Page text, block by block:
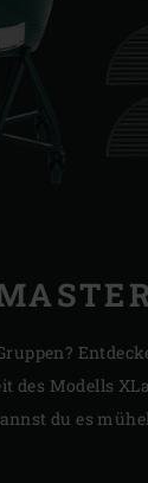
des Modells
du es